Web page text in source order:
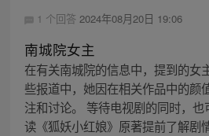
1 个回答 2024年08月20日 19:06
南城院女主
在有关南城院的信息中，提到的女
些报道中，她因在相关作品中的颜
注和讨论。 等待电视剧的同时，
读《狐妖小红娘》原著提前了解剧